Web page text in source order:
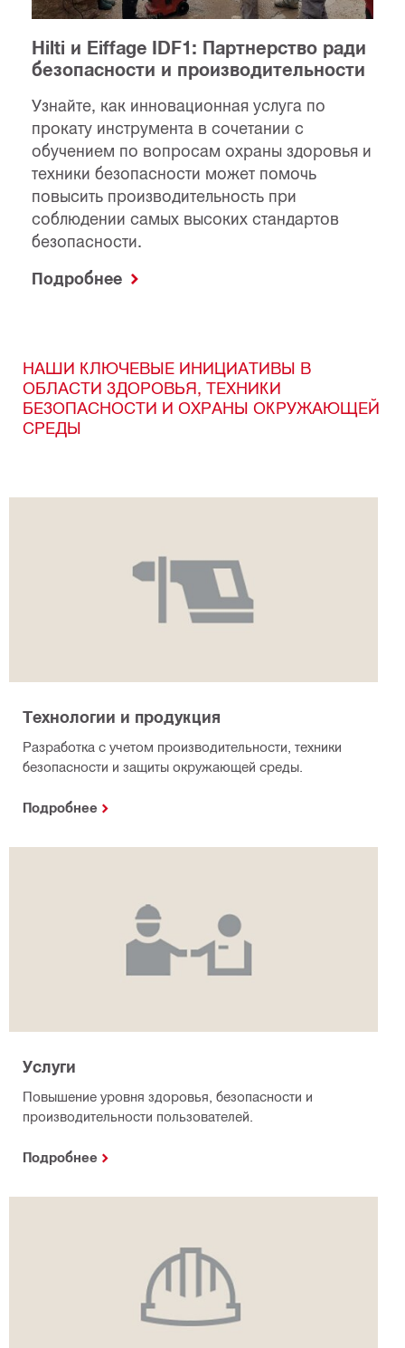
Hilti и Eiffage IDF1: Партнерство ради
безопасности и производительности
Узнайте, как инновационная услуга по
прокату инструмента в сочетании с
обучением по вопросам охраны здоровья и
техники безопасности может помочь
повысить производительность при
соблюдении самых высоких стандартов
безопасности.
Подробнее
НАШИ КЛЮЧЕВЫЕ ИНИЦИАТИВЫ В
ОБЛАСТИ ЗДОРОВЬЯ, ТЕХНИКИ
БЕЗОПАСНОСТИ И ОХРАНЫ ОКРУЖАЮЩЕЙ
СРЕДЫ
Технологии и продукция
Разработка с учетом производительности, техники
безопасности и защиты окружающей среды.
Подробнее
Услуги
Повышение уровня здоровья, безопасности и
производительности пользователей.
Подробнее